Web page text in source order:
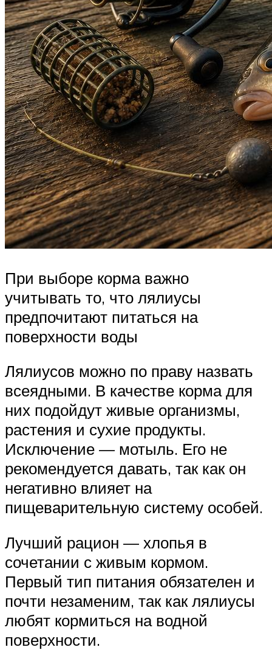
При выборе корма важно
учитывать то, что лялиусы
предпочитают питаться на
поверхности воды
Лялиусов можно по праву назвать
всеядными. В качестве корма для
них подойдут живые организмы,
растения и сухие продукты.
Исключение — мотыль. Его не
рекомендуется давать, так как он
негативно влияет на
пищеварительную систему особей.
Лучший рацион — хлопья в
сочетании с живым кормом.
Первый тип питания обязателен и
почти незаменим, так как лялиусы
любят кормиться на водной
поверхности.